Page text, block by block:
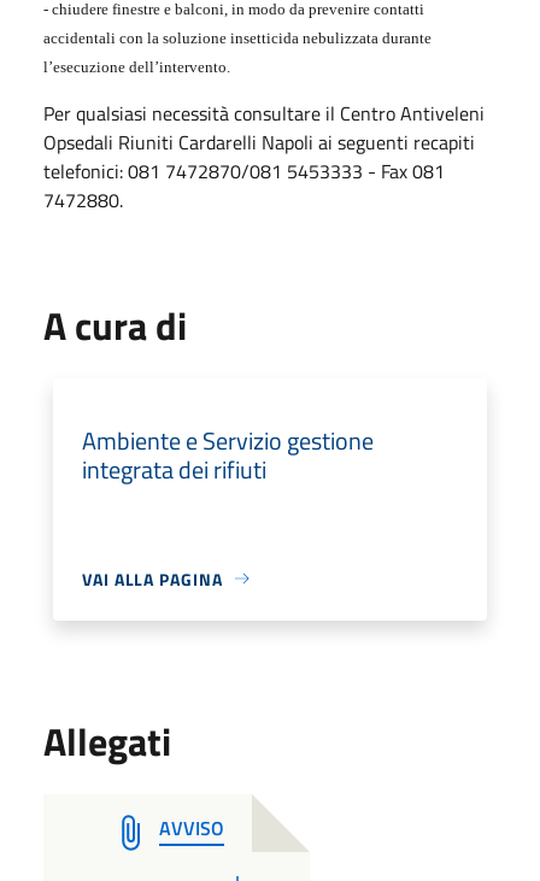
- chiudere finestre e balconi, in modo da prevenire contatti
accidentali con la soluzione insetticida nebulizzata durante
l’esecuzione dell’intervento.
Per qualsiasi necessità consultare il Centro Antiveleni
Opsedali Riuniti Cardarelli Napoli ai seguenti recapiti
telefonici: 081 7472870/081 5453333 - Fax 081
7472880.
A cura di
Ambiente e Servizio gestione
integrata dei rifiuti
VAI ALLA PAGINA
Allegati
AVVISO